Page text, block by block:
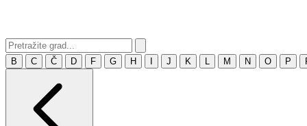
B C Č D F G H J K M N O P